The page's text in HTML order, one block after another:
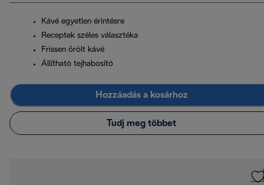
Kávé egyetlen érintésre
Receptek széles választéka
Frissen őrölt kávé
Állítható tejhabosító
Hozzáadás a kosárhoz
Tudj meg többet